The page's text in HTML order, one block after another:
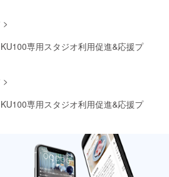
ライアン
オ料金が
れる方が
。宅録の
オ料金が
ことリテイ
場合、録
>
専用スタジオ利用促進&応援プ
>
専用スタジオ利用促進&応援プ